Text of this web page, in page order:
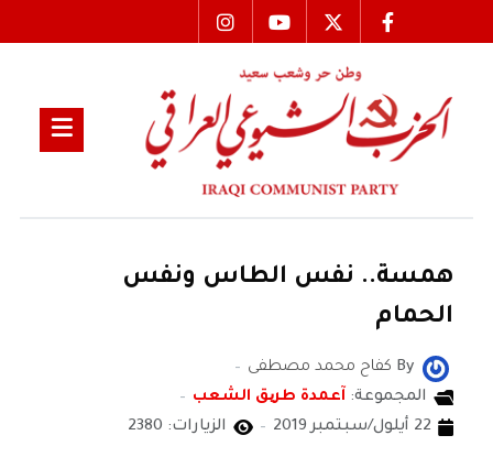
همسة.. نفس الطاس ونفس
الحمام
By كفاح محمد مصطفى
المجموعة: آعمدة طریق الشعب
22 أيلول/سبتمبر 2019
الزيارات: 2380